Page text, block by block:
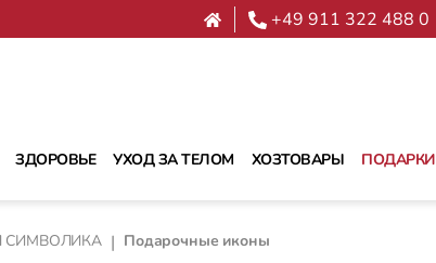
+49 911 322 488 0
ЗДОРОВЬЕ УХОД ЗА ТЕЛОМ ХОЗТОВАРЫ ПОДАРКИ
СИМВОЛИКА | Подарочные иконы